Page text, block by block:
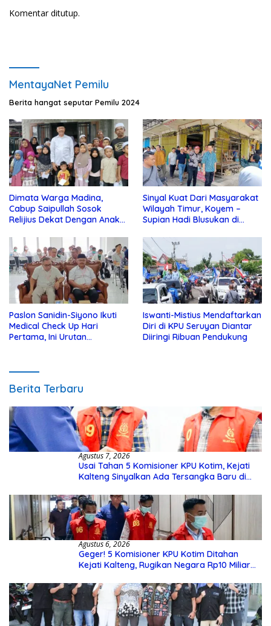
Komentar ditutup.
MentayaNet Pemilu
Berita hangat seputar Pemilu 2024
Dimata Warga Madina,
Cabup Saipullah Sosok
Relijius Dekat Dengan Anak
Sinyal Kuat Dari Masyarakat
Wilayah Timur, Koyem –
Supian Hadi Blusukan di
Paslon Sanidin-Siyono Ikuti
Medical Check Up Hari
Pertama, Ini Urutan
Iswanti-Mistius Mendaftarkan
Diri di KPU Seruyan Diantar
Diiringi Ribuan Pendukung
Berita Terbaru
Agustus 7, 2026
Usai Tahan 5 Komisioner KPU Kotim, Kejati
Kalteng Sinyalkan Ada Tersangka Baru di
Agustus 6, 2026
Geger! 5 Komisioner KPU Kotim Ditahan
Kejati Kalteng, Rugikan Negara Rp10 Miliar